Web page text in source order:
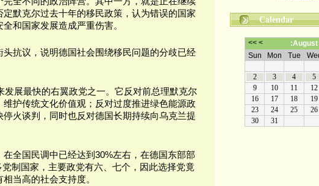
默克尔过去十年的移民政策，认为错误的国家
和国家发展造成严重伤害。
抗议，说明德国社会围绕移民问题的分歧已经
展最快的右翼政党之一。它反对前总理默克尔
护传统文化价值观；反对过度推进绿色能源政
火谈判，同时也反对德国长期持续向乌克兰提
全国民调中已经达到30%左右，在德国东部部
制国家，主要政党有六、七个，因此选择党竟
当高的社会支持度。
Calendar